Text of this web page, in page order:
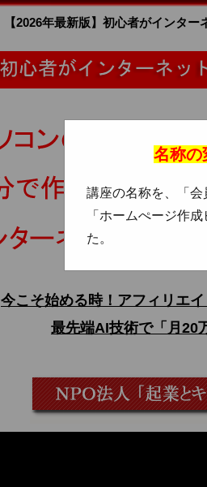
【2026年最新版】初心者がインタ
今こそ始める時！アフィリエ
最先端AI技術で「月20
名称の
講座の名称を、「
「ホームぺージ作
た。